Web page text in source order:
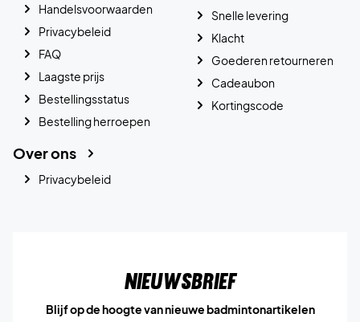
Handelsvoorwaarden
Privacybeleid
FAQ
Laagste prijs
Bestellingsstatus
Bestelling herroepen
Snelle levering
Klacht
Goederen retourneren
Cadeaubon
Kortingscode
Over ons
Privacybeleid
Nieuwsbrief
Blijf op de hoogte van nieuwe badmintonartikelen